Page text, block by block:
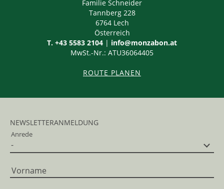
Familie Schneider
Tannberg 228
6764 Lech
Österreich
T. +43 5583 2104 | info@monzabon.at
MwSt.-Nr.: ATU36064405
ROUTE PLANEN
NEWSLETTERANMELDUNG
Anrede
Vorname